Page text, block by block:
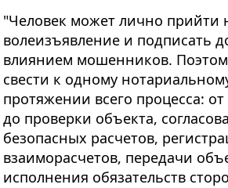
"Человек может лично прийти
волеизъявление и подписать
влиянием мошенников.
свести к одному
протяжении всего процесса:
до проверки объекта,
безопасных расчетов,
взаиморасчетов, передачи
исполнения обязательств